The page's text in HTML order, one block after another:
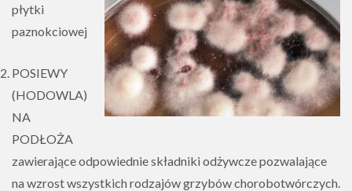
płytki
paznokciowej
POSIEWY
(HODOWLA)
NA
PODŁOŻA
zawierające odpowiednie składniki odżywcze pozwalające
na wzrost wszystkich rodzajów grzybów chorobotwórczych.